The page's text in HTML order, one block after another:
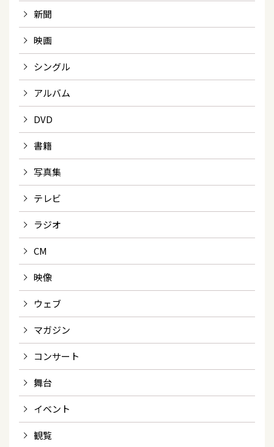
新聞
映画
シングル
アルバム
DVD
書籍
写真集
テレビ
ラジオ
CM
映像
ウェブ
マガジン
コンサート
舞台
イベント
観覧